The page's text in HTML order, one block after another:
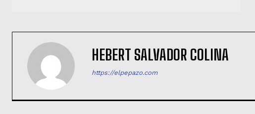
HEBERT SALVADOR COLINA
https://elpepazo.com